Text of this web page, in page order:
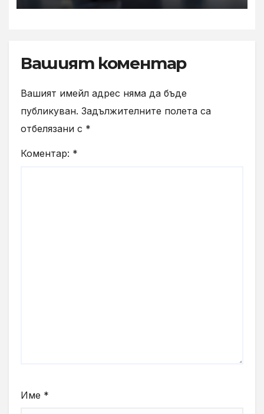
Вашият коментар
Вашият имейл адрес няма да бъде
публикуван. Задължителните полета са
отбелязани с *
Коментар: *
Име *